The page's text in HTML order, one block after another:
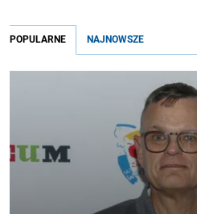
POPULARNE NAJNOWSZE